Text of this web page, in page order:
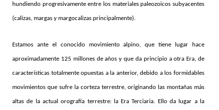
hundiendo progresivamente entre los materialespaleozoicos subyacentes
(calizas, margas y margocalizas principalmente).
Estamos ante el conocido movimiento alpino, que tiene lugar hace
aproximadamente 125 millones de años y que da principio a otra Era, de
características totalmente opuestas a la anterior, debido a los formidables
movimientos que sufre la corteza terrestre, originando las montañas más
altas de la actual orografía terrestre: la Era Terciaria. Ello da lugar a la